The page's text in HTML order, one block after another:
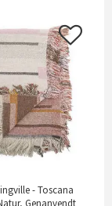
- Toscana
Genanvendt